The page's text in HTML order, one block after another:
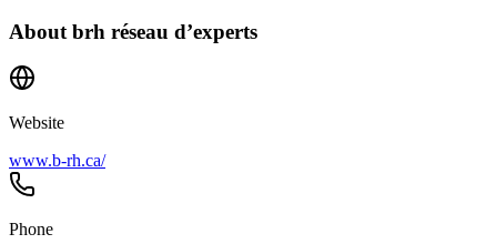
About brh réseau d’experts
Website
www.b-rh.ca/
Phone